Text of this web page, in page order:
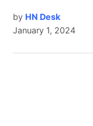
by HN Desk
January 1, 2024